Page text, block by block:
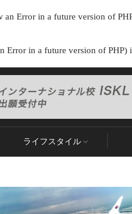
an Error in a future version of
Error in a future version of PHP)
ライフスタイル